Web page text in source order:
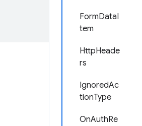
FormDataI
tem
HttpHeade
rs
IgnoredAc
tionType
OnAuthRe